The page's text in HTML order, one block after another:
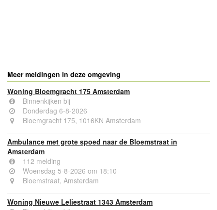
Meer meldingen in deze omgeving
Woning Bloemgracht 175 Amsterdam
Binnenkijken bij
Donderdag 6-8-2026
Bloemgracht 175, 1016KN Amsterdam
Ambulance met grote spoed naar de Bloemstraat in
Amsterdam
112 melding
Woensdag 5-8-2026 om 18:10
Bloemstraat, Amsterdam
Woning Nieuwe Leliestraat 1343 Amsterdam